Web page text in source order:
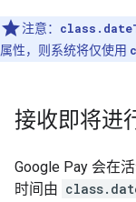
注意：
属性，则系统将仅使用
接收即将进
Google Pay 会在
时间由